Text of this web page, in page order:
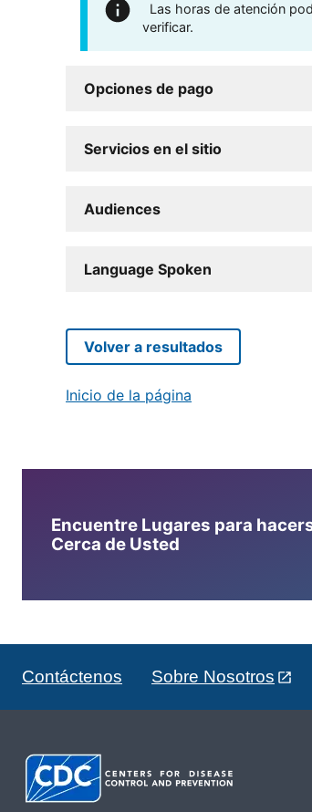
Las horas de atención
verificar.
Opciones de pago
Servicios en el sitio
Audiences
Language Spoken
Volver a resultados
Inicio de la página
Encuentre Lugares para
Cerca de Usted
Contáctenos Sobre Nosotros